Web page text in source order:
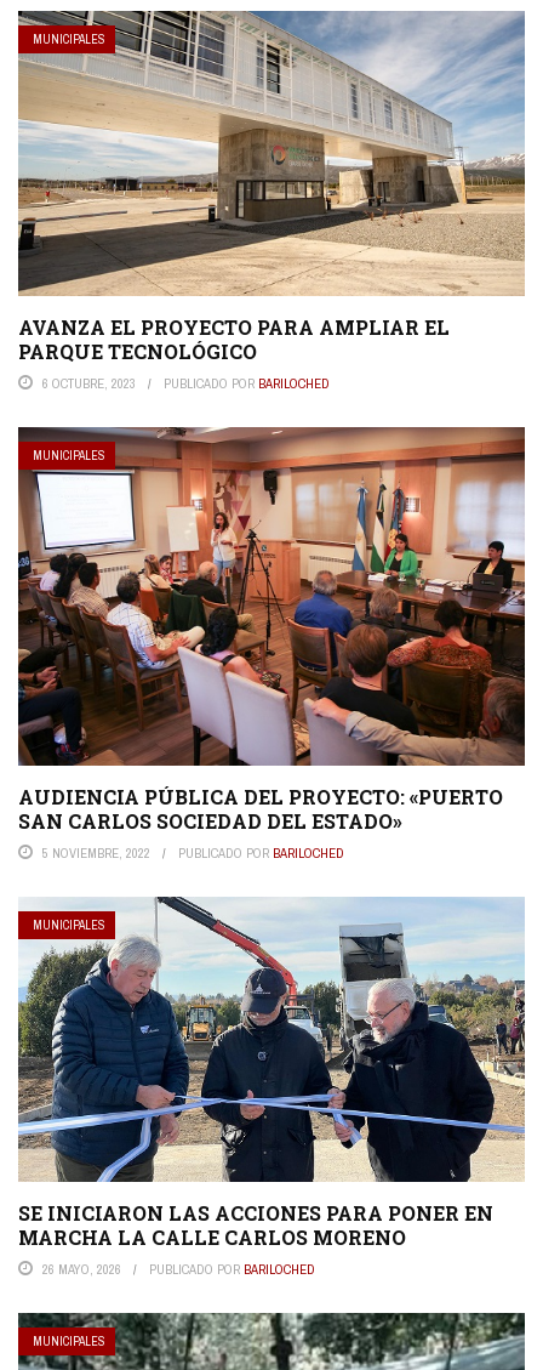
MUNICIPALES
AVANZA EL PROYECTO PARA AMPLIAR EL
PARQUE TECNOLÓGICO
6 OCTUBRE, 2023 PUBLICADO POR BARILOCHED
MUNICIPALES
AUDIENCIA PÚBLICA DEL PROYECTO: «PUERTO
SAN CARLOS SOCIEDAD DEL ESTADO»
5 NOVIEMBRE, 2022 PUBLICADO POR BARILOCHED
MUNICIPALES
SE INICIARON LAS ACCIONES PARA PONER EN
MARCHA LA CALLE CARLOS MORENO
26 MAYO, 2026 PUBLICADO POR BARILOCHED
MUNICIPALES